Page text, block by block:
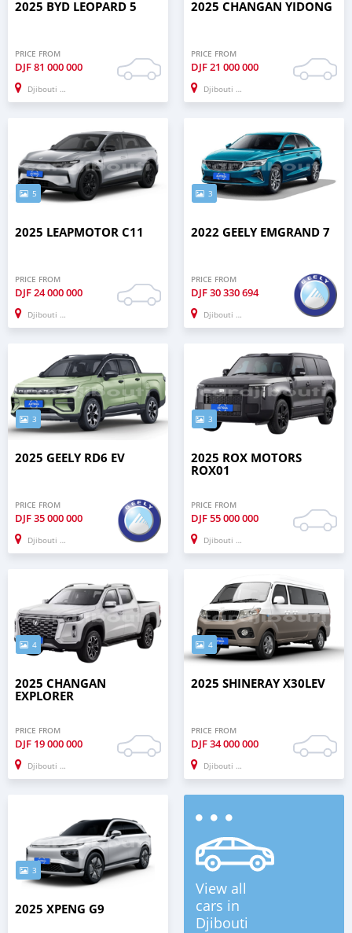
2025 BYD LEOPARD 5
PRICE FROM
DJF81 000 000
Djibouti city
2025 CHANGAN YIDONG
PRICE FROM
DJF21 000 000
Djibouti city
5
2025 LEAPMOTOR C11
PRICE FROM
DJF24 000 000
Djibouti city
3
2022 GEELY EMGRAND 7
PRICE FROM
DJF30 330 694
Djibouti city
3
2025 GEELY RD6 EV
PRICE FROM
DJF35 000 000
Djibouti city
3
2025 ROX MOTORS
ROX01
PRICE FROM
DJF55 000 000
Djibouti city
4
2025 CHANGAN
EXPLORER
PRICE FROM
DJF 19 000 000
Djibouti city
4
2025 SHINERAY X30LEV
PRICE FROM
DJF34 000 000
Djibouti city
3
2025 XPENG G9
View all
cars in
Djibouti